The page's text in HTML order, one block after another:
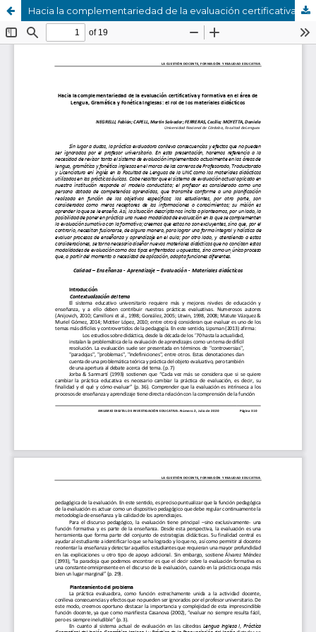
Hacia la complementariedad de la evaluación certificativa y formativa en el área de Lengua, Gramática y Fonética Inglesas: El rol de los materiales didácticos